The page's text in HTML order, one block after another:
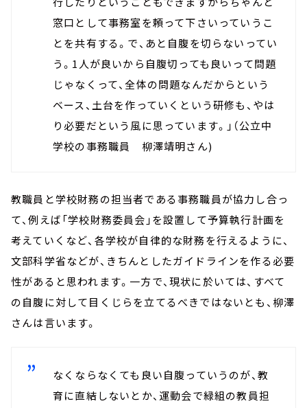
窓口として事務室を頼って下さいっていうこ
とを共有する。で、あと自腹を切らないってい
う。1人が良いから自腹切っても良いって問題
じゃなくって、全体の問題なんだからという
ベース、土台を作っていくという研修も、やは
り必要だという風に思っています。」（公立中
学校の事務職員 柳澤靖明さん)
教職員と学校財務の担当者である事務職員が協力し合っ
て、例えば「学校財務委員会」を設置して予算執行計画を
考えていくなど、各学校が自律的な財務を行えるように、
文部科学省などが、きちんとしたガイドラインを作る必要
性があると思われます。一方で、現状に於いては、すべて
の自腹に対して目くじらを立てるべきではないとも、柳澤
さんは言います。
なくならなくても良い自腹っていうのが、教
育に直結しないとか、運動会で緑組の教員担